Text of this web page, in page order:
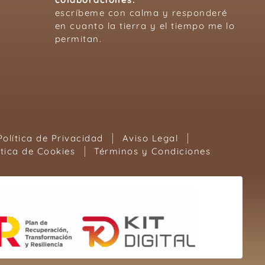
escríbeme con calma y responderé
en cuanto la tierra y el tiempo me lo
permitan.
de Privacidad
Aviso Legal
de Cookies
Términos y Condiciones